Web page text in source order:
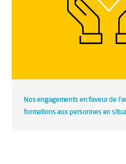
Nos engagements en faveur de
formations aux personnes en